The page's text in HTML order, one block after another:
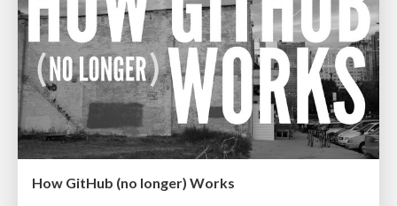
How GitHub (no longer) Works